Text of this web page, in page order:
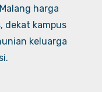
harga
dekat kampus
keluarga